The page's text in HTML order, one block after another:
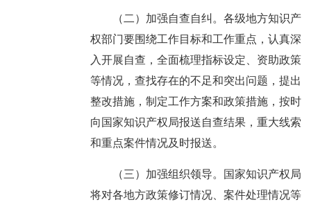
（二）加强自查自纠。各级地方知识产
权部门要围绕工作目标和工作重点，认真深
入开展自查，全面梳理指标设定、资助政策
等情况，查找存在的不足和突出问题，提出
整改措施，制定工作方案和政策措施，按时
向国家知识产权局报送自查结果，重大线索
和重点案件情况及时报送。
（三）加强组织领导。国家知识产权局
将对各地方政策修订情况、案件处理情况等